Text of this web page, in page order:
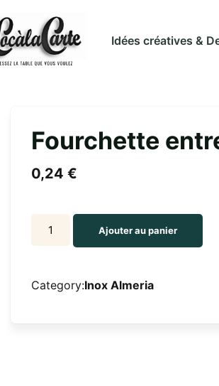
Idées créatives &
Fourchette
0,24€
Fourchette
entremet
Almeria
Ajouter au panier
Category:Inox Almeria